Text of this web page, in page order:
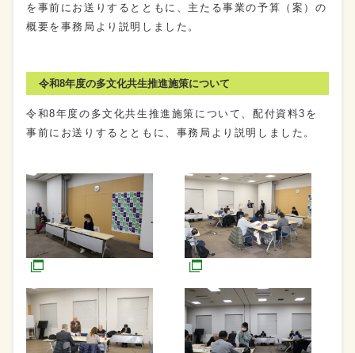
を事前にお送りするとともに、主たる事業の予算（案）の
概要を事務局より説明しました。
令和8年度の多文化共生推進施策について
令和8年度の多文化共生推進施策について、配付資料3を
事前にお送りするとともに、事務局より説明しました。